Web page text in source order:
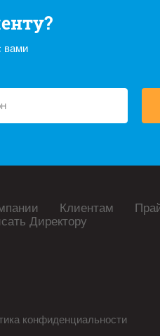
вами
Клиентам
Директору
конфиденциальности